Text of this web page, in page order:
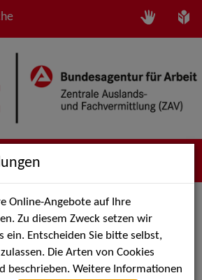
als PDF speichern
legen
Online-Angebote auf Ihre
Zu diesem Zweck setzen wir
ein. Entscheiden Sie bitte selbst,
Die Arten von Cookies
beschrieben. Weitere Informationen